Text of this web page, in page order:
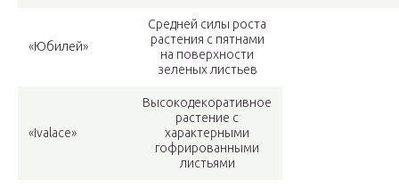
«Юбилей»
Средней силы роста
растения с пятнами
на поверхности
зеленых листьев
«Ivalace»
Высокодекоративное
растение с
характерными
гофрированными
листьями